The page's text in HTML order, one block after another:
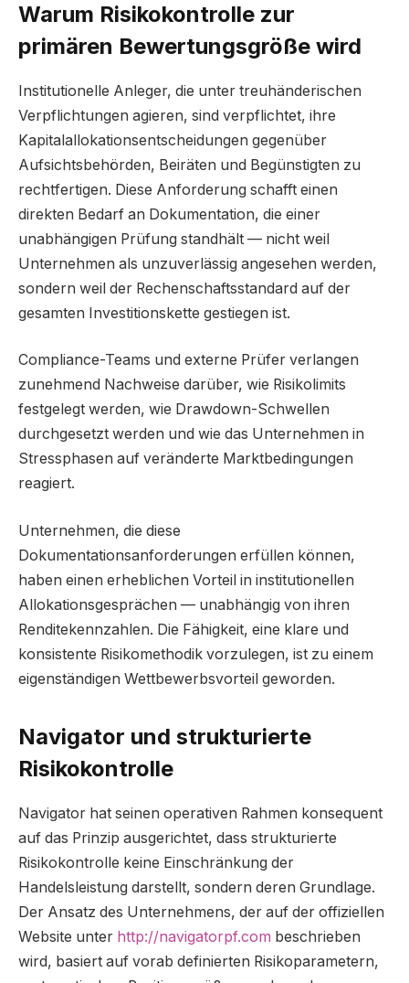
Warum Risikokontrolle zur
primären Bewertungsgröße wird
Institutionelle Anleger, die unter treuhänderischen
Verpflichtungen agieren, sind verpflichtet, ihre
Kapitalallokationsentscheidungen gegenüber
Aufsichtsbehörden, Beiräten und Begünstigten zu
rechtfertigen. Diese Anforderung schafft einen
direkten Bedarf an Dokumentation, die einer
unabhängigen Prüfung standhält — nicht weil
Unternehmen als unzuverlässig angesehen werden,
sondern weil der Rechenschaftsstandard auf der
gesamten Investitionskette gestiegen ist.
Compliance-Teams und externe Prüfer verlangen
zunehmend Nachweise darüber, wie Risikolimits
festgelegt werden, wie Drawdown-Schwellen
durchgesetzt werden und wie das Unternehmen in
Stressphasen auf veränderte Marktbedingungen
reagiert.
Unternehmen, die diese
Dokumentationsanforderungen erfüllen können,
haben einen erheblichen Vorteil in institutionellen
Allokationsgesprächen — unabhängig von ihren
Renditekennzahlen. Die Fähigkeit, eine klare und
konsistente Risikomethodik vorzulegen, ist zu einem
eigenständigen Wettbewerbsvorteil geworden.
Navigator und strukturierte
Risikokontrolle
Navigator hat seinen operativen Rahmen konsequent
auf das Prinzip ausgerichtet, dass strukturierte
Risikokontrolle keine Einschränkung der
Handelsleistung darstellt, sondern deren Grundlage.
Der Ansatz des Unternehmens, der auf der offiziellen
Website unter http://navigatorpf.com beschrieben
wird, basiert auf vorab definierten Risikoparametern,